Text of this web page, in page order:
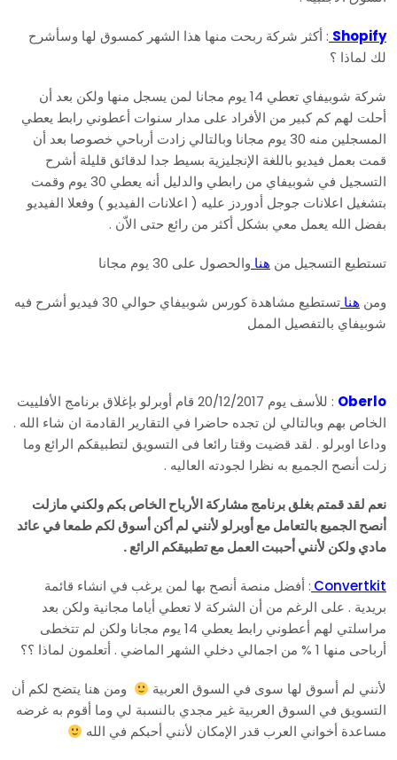
Shopify : أكثر شركة ربحت منها هذا الشهر كمسوق لها وسأشرح
لك لماذا ؟
شركة شوبيفاي تعطي 14 يوم مجانا لمن يسجل منها ولكن بعد أن
أحلت لهم كم كبير من الأفراد على مدار سنوات أعطوني رابط يعطي
المسجلين منه 30 يوم مجانا وبالتالي زادت أرباحي خصوصا بعد أن
قمت بعمل فيديو باللغة الإنجليزية بسيط جدا لدقائق قليلة أشرح
التسجيل في شوبيفاي من رابطي والدليل أنه يعطي 30 يوم وقمت
بتشغيل اعلانات جوجل أدوردز عليه ( اعلانات الفيديو ) وفعلا الفيديو
بفضل الله يعمل معي بشكل أكثر من رائع حتى الاّن .
تستطيع التسجيل من هنا والحصول على 30 يوم مجانا
ومن هنا
تستطيع مشاهدة كورس شوبيفاي حوالي 30 فيديو أشرح فيه
شوبيفاي بالتفصيل الممل
Oberlo
: للأسف يوم 20/12/2017 قام أوبرلو بإغلاق برنامج الأفلييت
الخاص بهم وبالتالي لن تجده حاضرا في التقارير القادمة ان شاء الله .
وداعا اوبرلو . لقد قضيت وقتا رائعا فى التسويق لتطبيقكم الرائع وما
زلت أنصح الجميع به نظرا لجودته العاليه .
نعم لقد قمتم بغلق برنامج مشاركة الأرباح الخاص بكم ولكني مازلت
أنصح الجميع بالتعامل مع أوبرلو لأنني لم أكن أسوق لكم طمعا في عائد
مادي ولكن لأنني أحببت العمل مع تطبيقكم الرائع .
Convertkit : أفضل منصة أنصح بها لمن يرغب في انشاء قائمة
بريدية . على الرغم من أن الشركة لا تعطي أياما مجانية ولكن بعد
مراسلتي لهم أعطوني رابط يعطي 14 يوم مجانا ولكن لم تتخطى
أرباحى منها 1 % من اجمالي دخلي الشهر الماضي . أتعلمون لماذا ؟؟
لأنني لم أسوق لها سوى في السوق العربية
ومن هنا يتضح لكم أن
التسويق في السوق العربية غير مجدي بالنسبة لي وما أقوم به غرضه
مساعدة أخواني العرب قدر الإمكان لأنني أحبكم في الله